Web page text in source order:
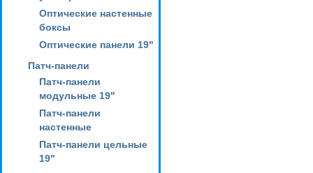
Оптические настенные
боксы
Оптические панели 19"
Патч-панели
Патч-панели
модульные 19"
Патч-панели
настенные
Патч-панели цельные
19"